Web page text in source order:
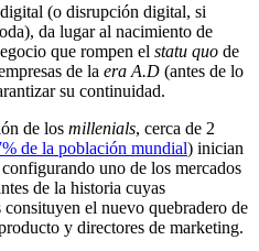
(o disrupción digital, si
da lugar al nacimiento de
que rompen el statu quo de
de la era A.D (antes de lo
su continuidad.
de los millenials, cerca de 2
de la población mundial) inician
uno de los mercados
de la historia cuyas
consituyen el nuevo quebradero de
y directores de marketing.